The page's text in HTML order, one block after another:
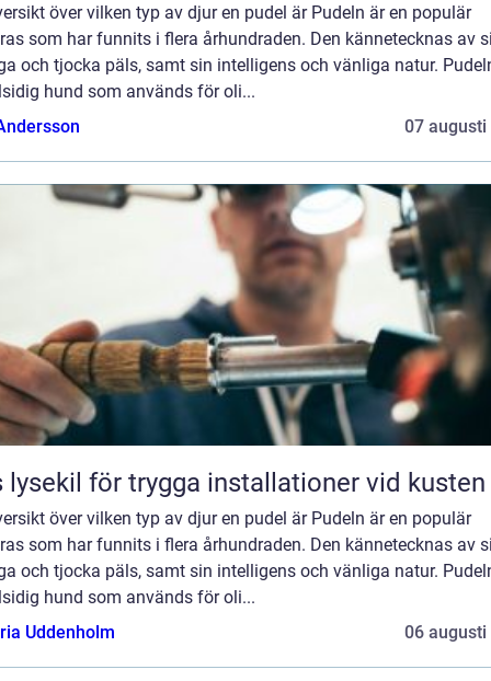
över vilken typ av djur en pudel är Pudeln är en populär
som har funnits i flera århundraden. Den kännetecknas av
och tjocka päls, samt sin intelligens och vänliga natur.
hund som används för oli...
07 augusti
lysekil för trygga installationer vid kusten
över vilken typ av djur en pudel är Pudeln är en populär
som har funnits i flera århundraden. Den kännetecknas av
och tjocka päls, samt sin intelligens och vänliga natur.
hund som används för oli...
Uddenholm
06 augusti